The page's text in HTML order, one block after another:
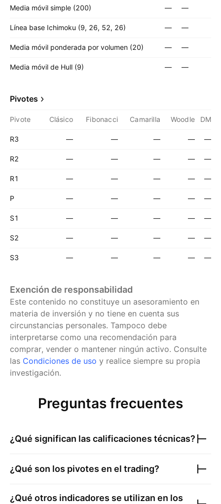
Media móvil simple (200) — —
Línea base Ichimoku (9, 26, 52, 26) — —
Media móvil ponderada por volumen (20) — —
Media móvil de Hull (9) — —
Pivotes
Pivote Clásico Fibonacci Camarilla Woodle DM
R3 — — — — —
R2 — — — — —
R1 — — — — —
P — — — — —
S1 — — — — —
S2 — — — — —
S3 — — — — —
Exención de responsabilidad
Este contenido no constituye un asesoramiento en
materia de inversión y no tiene en cuenta sus
circunstancias personales. Tampoco debe
interpretarse como una recomendación para
comprar, vender o mantener ningún activo. Consulte
las Condiciones de uso y realice siempre su propia
investigación.
Preguntas frecuentes
¿Qué significan las calificaciones técnicas?
¿Qué son los pivotes en el trading?
¿Qué otros indicadores se utilizan en los